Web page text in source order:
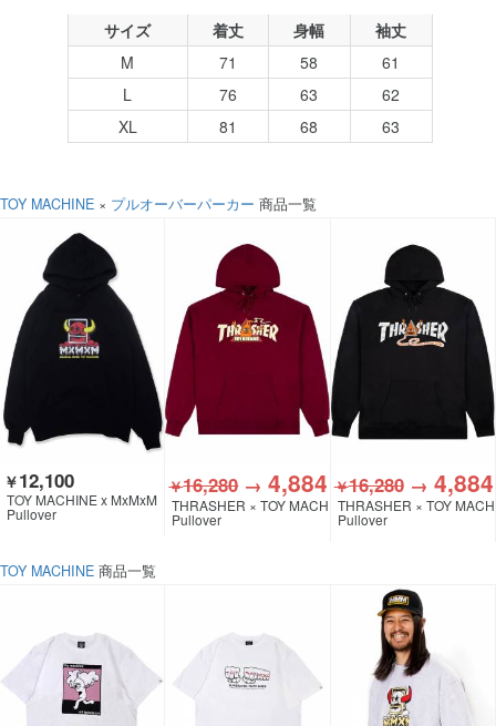
サイズ 着丈 身幅
袖丈
M
71 58
61
L
76 63
62
XL
81 68 63
TOY MACHINE × プルオーバーパーカー 商品一覧
￥12,100
TOY MACHINE x MxMxM
Pullover
￥16,280→4,884
THRASHER × TOY MACH
INEF
Pullover
￥16,280→ 4,884
THRASHER × TOY MACH
INE
Pullover
TOY MACHINE 商品一覧